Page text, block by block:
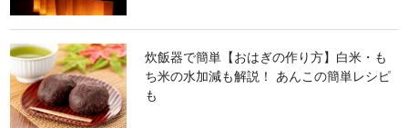
炊飯器で簡単【おはぎの作り方】白米・も
ち米の水加減も解説！ あんこの簡単レシピ
も